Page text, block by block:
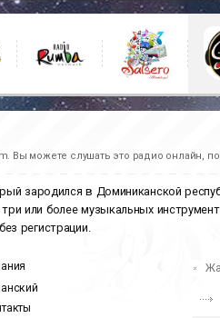
Вы можете слушать это радио онлайн,
зародился в Доминиканской
или более музыкальных
регистрации.